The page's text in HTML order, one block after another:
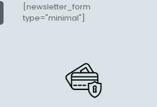
[newsletter_form
type="minimal"]